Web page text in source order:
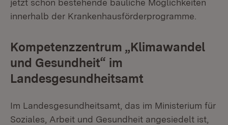
jetzt schon bestehende bauliche Möglichkeiten
innerhalb der Krankenhausförderprogramme.
Kompetenzzentrum „Klimawandel
und Gesundheit“ im
Landesgesundheitsamt
Im Landesgesundheitsamt, das im Ministerium für
Soziales, Arbeit und Gesundheit angesiedelt ist,